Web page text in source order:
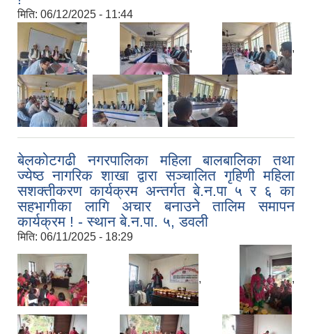
मिति: 06/12/2025 - 11:44
, , ,
, ,
बेलकोटगढी नगरपालिका महिला बालबालिका तथा
ज्येष्ठ नागरिक शाखा द्वारा सञ्चालित गृहिणी महिला
सशक्तीकरण कार्यक्रम अन्तर्गत बे.न.पा ५ र ६ का
सहभागीका लागि अचार बनाउने तालिम समापन
कार्यक्रम ! - स्थान बे.न.पा. ५, डवली
मिति: 06/11/2025 - 18:29
, , ,